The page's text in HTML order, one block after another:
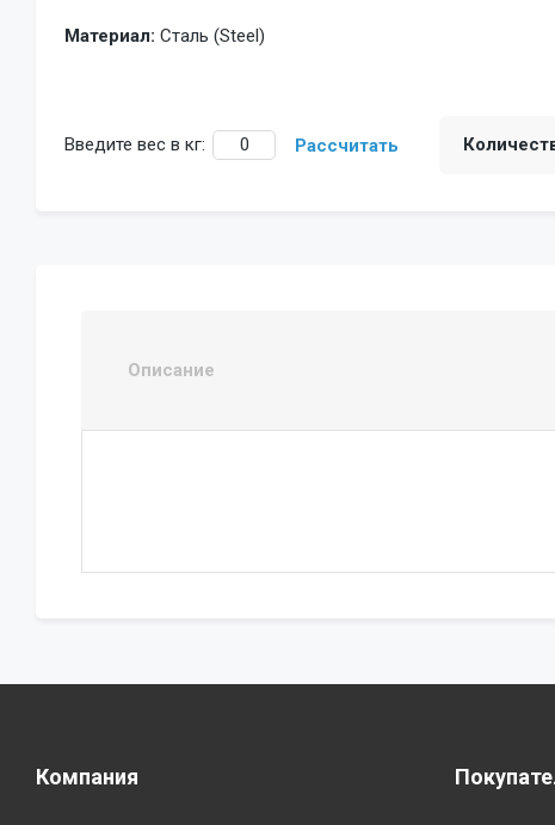
Материал: Сталь (Steel)
Введите вес в кг: Рассчитать
Описание
Компания